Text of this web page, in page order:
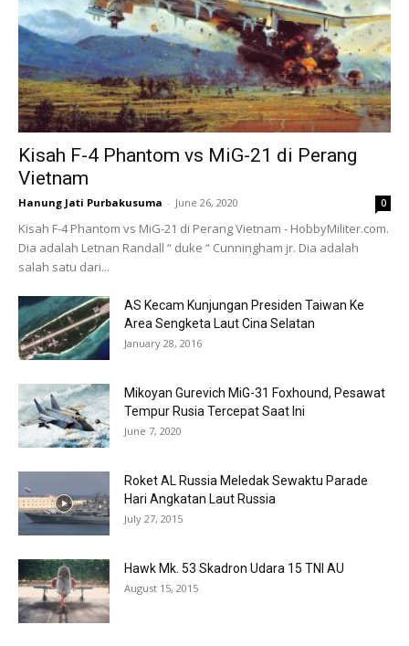
Kisah F-4 Phantom vs MiG-21 di Perang
Vietnam
Hanung Jati Purbakusuma - June 26, 2020 0
Kisah F-4 Phantom vs MiG-21 di Perang Vietnam - HobbyMiliter.com.
Dia adalah Letnan Randall “ duke “ Cunningham jr. Dia adalah
salah satu dari...
AS Kecam Kunjungan Presiden Taiwan Ke
Area Sengketa Laut Cina Selatan
January 28, 2016
Mikoyan Gurevich MiG-31 Foxhound, Pesawat
Tempur Rusia Tercepat Saat Ini
June 7, 2020
Roket AL Russia Meledak Sewaktu Parade
Hari Angkatan Laut Russia
July 27, 2015
Hawk Mk. 53 Skadron Udara 15 TNI AU
August 15, 2015